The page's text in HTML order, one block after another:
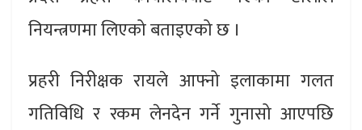
नियन्त्रणमा लिएको बताइएको छ ।
प्रहरी निरीक्षक रायले आफ्नो इलाकामा गलत
गतिविधि र रकम लेनदेन गर्ने गुनासो आएपछि